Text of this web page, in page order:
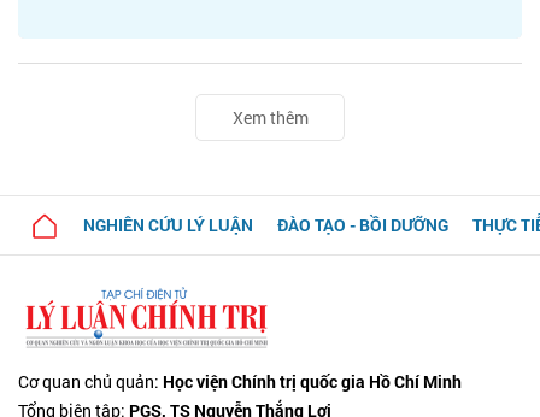
Xem thêm
NGHIÊN CỨU LÝ LUẬN ĐÀO TẠO - BỒI DƯỠNG THỰC
Cơ quan chủ quản: Học viện Chính trị quốc gia Hồ Chí Minh
Tổng biên tập: PGS, TS Nguyễn Thắng Lợi